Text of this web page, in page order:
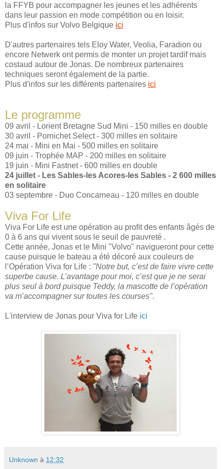
la FFYB pour accompagner les jeunes et les adhérents
dans leur passion en mode compétition ou en loisir.
Plus d'infos sur Volvo Belgique ici
D'autres partenaires tels Eloy Water, Veolia, Faradion ou
encore Netwerk ont permis de monter un projet tardif mais
costaud autour de Jonas. De nombreux partenaires
techniques seront également de la partie.
Plus d'infos sur les différents partenaires ici
Le programme
09 avril - Lorient Bretagne Sud Mini - 150 milles en double
30 avril - Pornichet Select - 300 milles en solitaire
24 mai - Mini en Mai - 500 milles en solitaire
09 juin - Trophée MAP - 200 milles en solitaire
19 juin - Mini Fastnet - 600 milles en double
24 juillet - Les Sables-les Acores-les Sables - 2 600 milles
en solitaire
03 septembre - Duo Concarneau - 120 milles en double
Viva For Life
Viva For Life est une opération au proﬁt des enfants âgés de
0 à 6 ans qui vivent sous le seuil de pauvreté .
Cette année, Jonas et le Mini "Volvo" navigueront pour cette
cause puisque le bateau a été décoré aux couleurs de
l’Opération Viva for Life : "Notre but, c’est de faire vivre cette
superbe cause. L’avantage pour moi, c’est que je ne serai
plus seul à bord puisque Teddy, la mascotte de l’opération
va m’accompagner sur toutes les courses".
L'interview de Jonas pour Viva for Life ici
Unknown à 12:32